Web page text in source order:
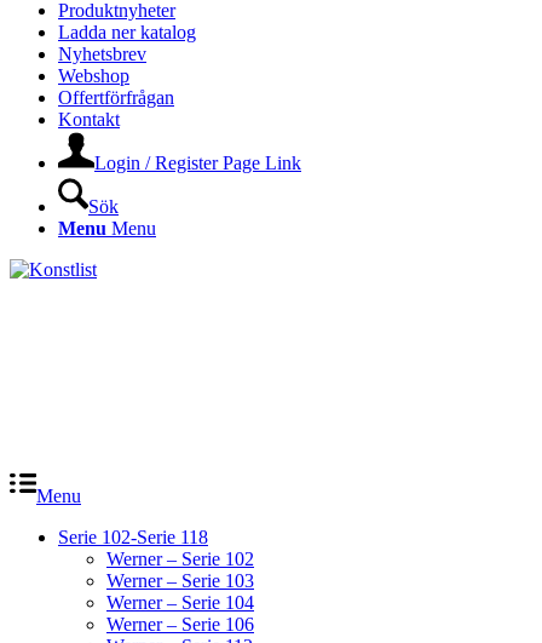
Produktnyheter
Ladda ner katalog
Nyhetsbrev
Webshop
Offertförfrågan
Kontakt
Login / Register Page Link
Sök
Menu Menu
Menu
Serie 102-Serie 118
Werner – Serie 102
Werner – Serie 103
Werner – Serie 104
Werner – Serie 106